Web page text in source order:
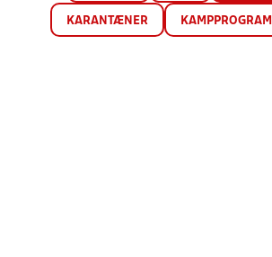
KARANTÆNER